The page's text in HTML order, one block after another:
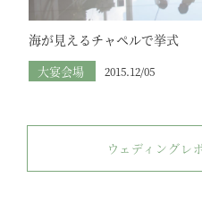
海が見えるチャペルで挙式
大宴会場 2015.12/05
ウェディングレ